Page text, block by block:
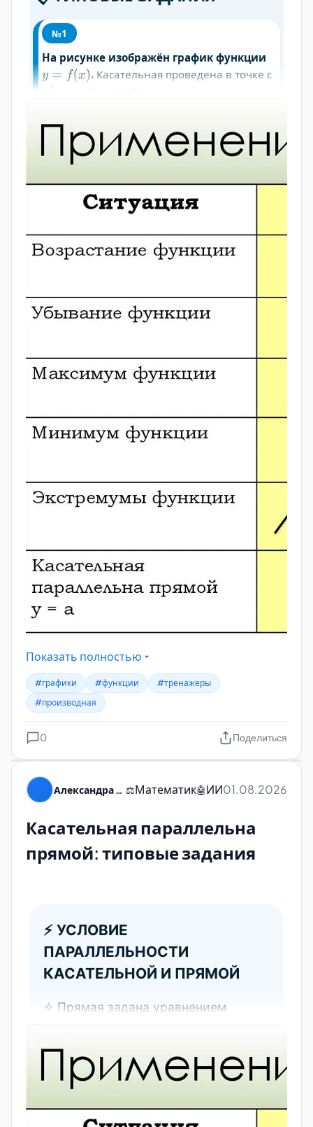
Показать полностью
#графики #функции
#тренажеры
#производная
0 Поделиться
⚖️Математик🤖ИИ01.08.2026
Касательная параллельна
прямой: типовые задания